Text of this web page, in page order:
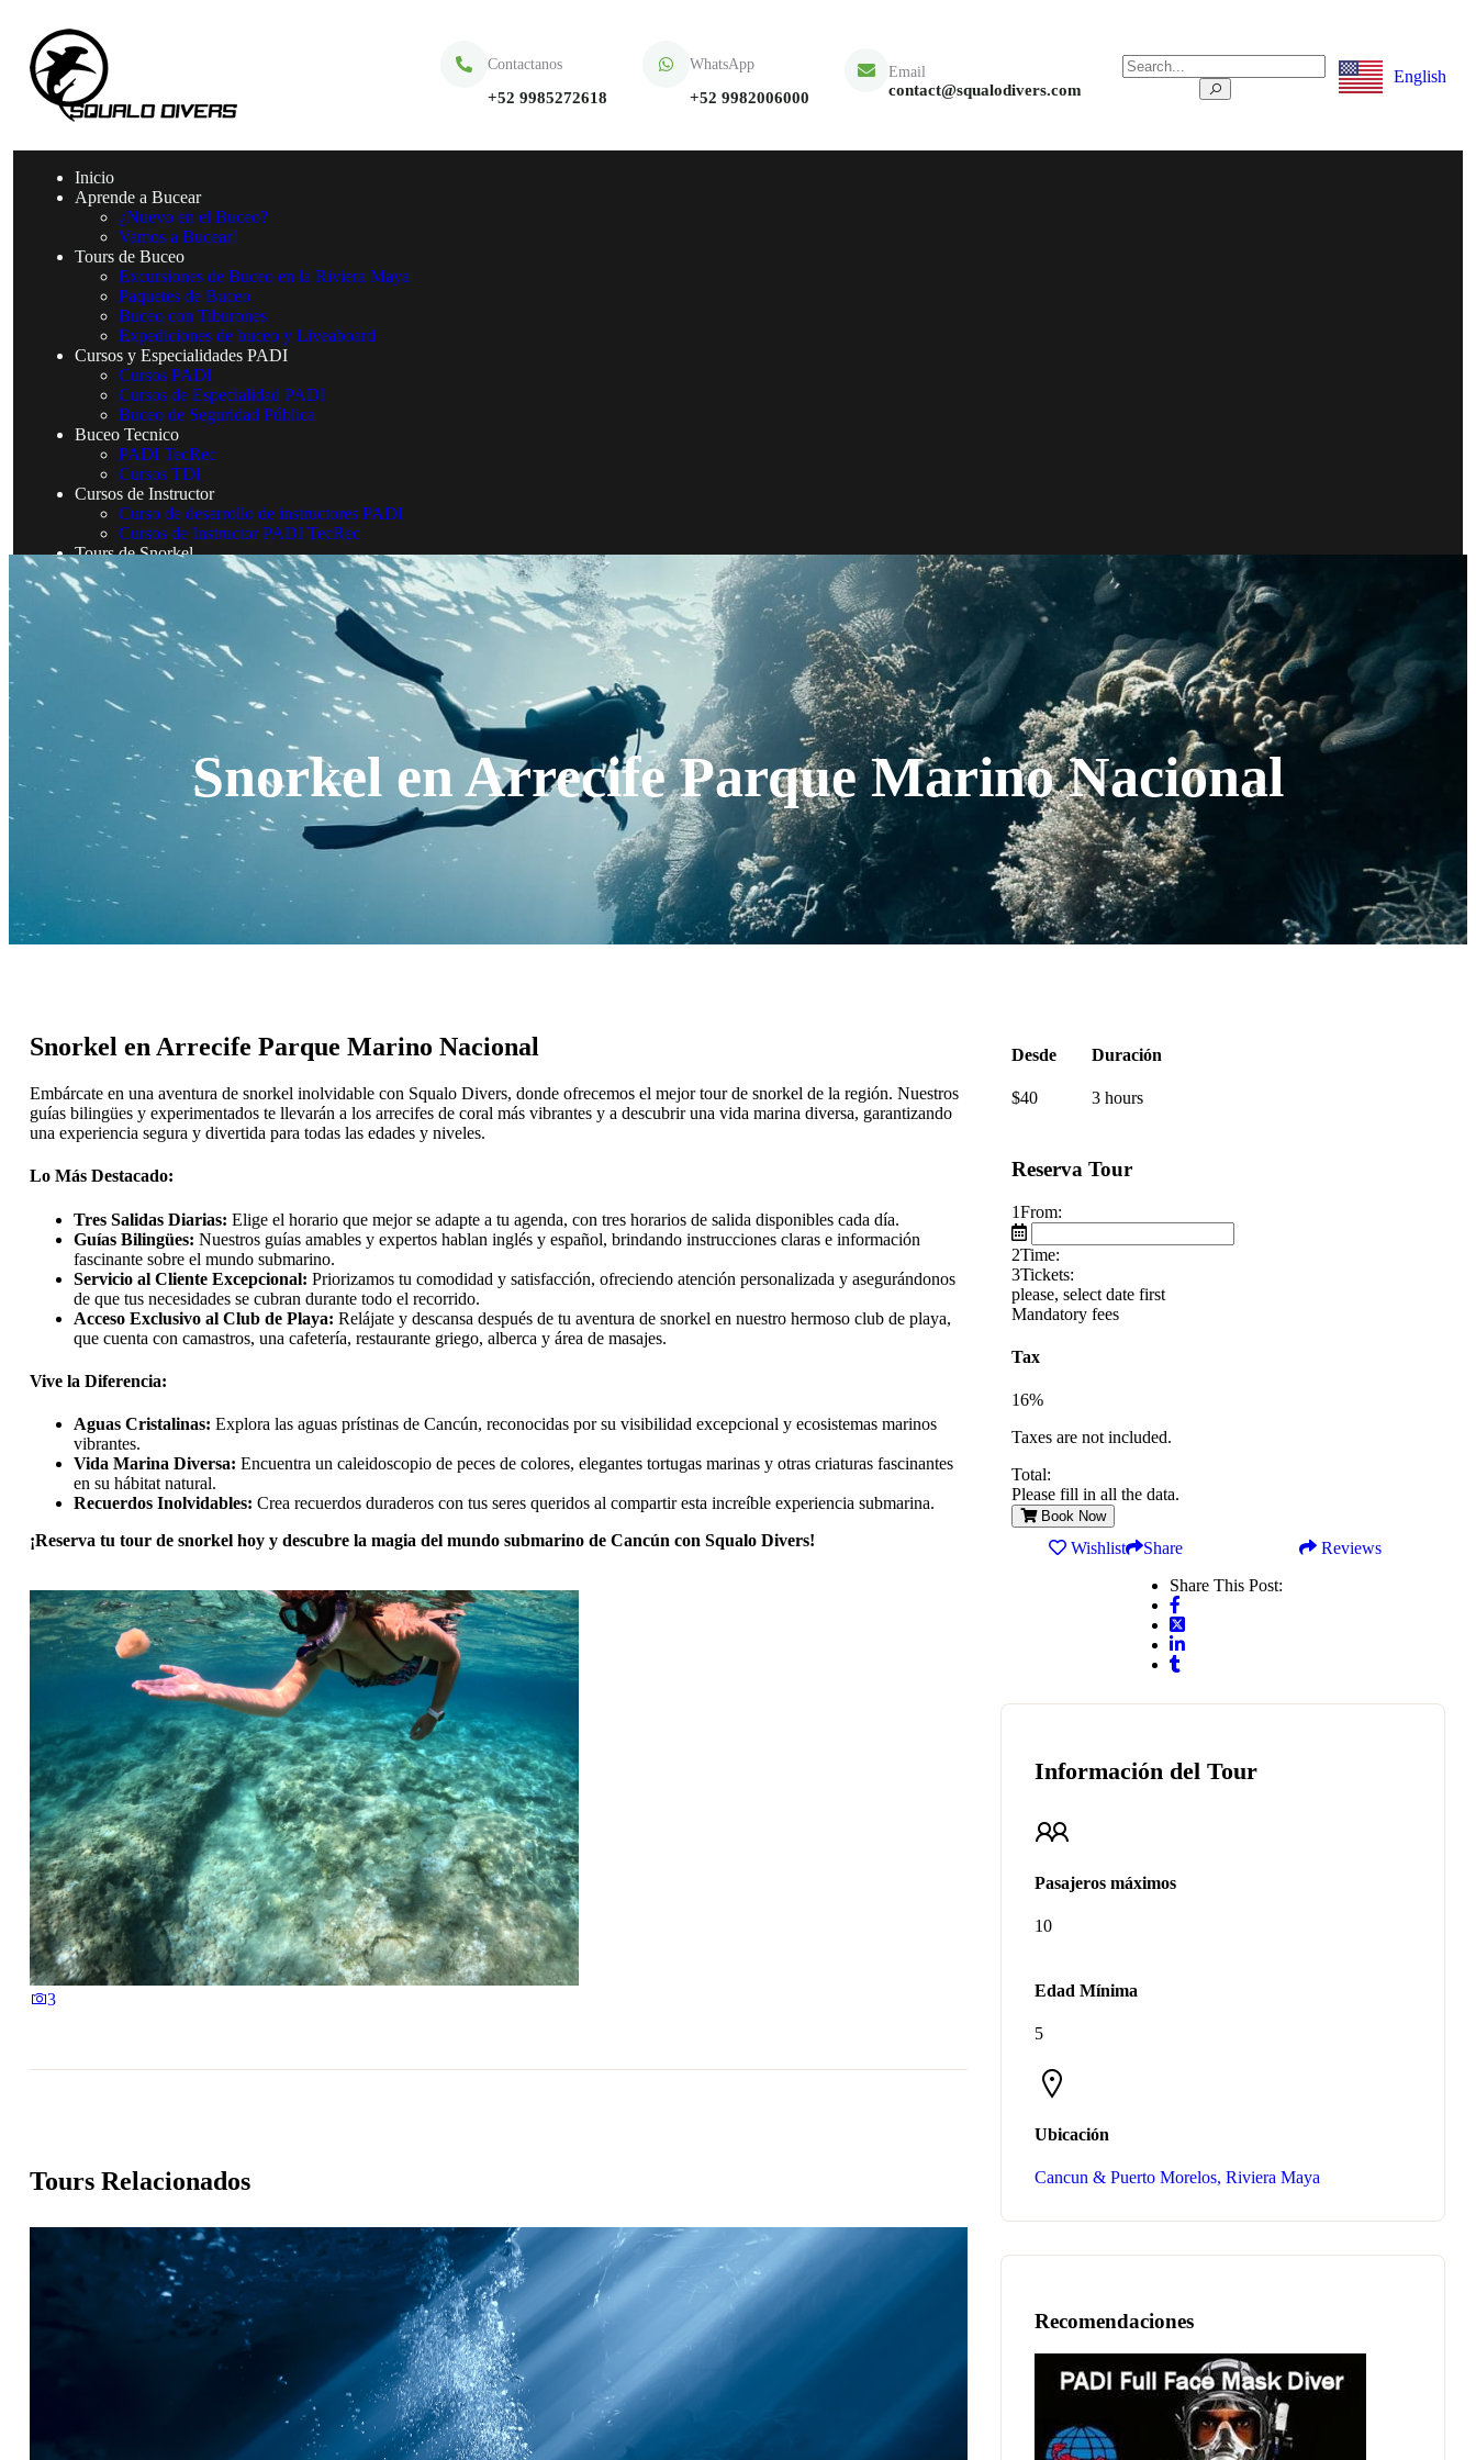
Contactanos
+52 9985272618
WhatsApp
+52 9982006000
Email
contact@squalodivers.com
English
Inicio
Aprende a Bucear
¿Nuevo en el Buceo?
Vamos a Bucear!
Tours de Buceo
Excursiones de Buceo en la Riviera Maya
Paquetes de Buceo
Buceo con Tiburones
Expediciones de buceo y Liveaboard
Cursos y Especialidades PADI
Cursos PADI
Cursos de Especialidad PADI
Buceo de Seguridad Pública
Buceo Tecnico
PADI TecRec
Cursos TDI
Cursos de Instructor
Curso de desarrollo de instructores PADI
Cursos de Instructor PADI TecRec
Tours de Snorkel
Blog
Snorkel en Arrecife Parque Marino Nacional
Snorkel en Arrecife Parque Marino Nacional
Embárcate en una aventura de snorkel inolvidable con Squalo Divers, donde ofrecemos el mejor tour de snorkel de la región. Nuestros
guías bilingües y experimentados te llevarán a los arrecifes de coral más vibrantes y a descubrir una vida marina diversa, garantizando
una experiencia segura y divertida para todas las edades y niveles.
Lo Más Destacado:
Tres Salidas Diarias: Elige el horario que mejor se adapte a tu agenda, con tres horarios de salida disponibles cada día.
Guías Bilingües: Nuestros guías amables y expertos hablan inglés y español, brindando instrucciones claras e información
fascinante sobre el mundo submarino.
Servicio al Cliente Excepcional: Priorizamos tu comodidad y satisfacción, ofreciendo atención personalizada y asegurándonos
de que tus necesidades se cubran durante todo el recorrido.
Acceso Exclusivo al Club de Playa: Relájate y descansa después de tu aventura de snorkel en nuestro hermoso club de playa,
que cuenta con camastros, una cafetería, restaurante griego, alberca y área de masajes.
Vive la Diferencia:
Aguas Cristalinas: Explora las aguas prístinas de Cancún, reconocidas por su visibilidad excepcional y ecosistemas marinos
vibrantes.
Vida Marina Diversa: Encuentra un caleidoscopio de peces de colores, elegantes tortugas marinas y otras criaturas fascinantes
en su hábitat natural.
Recuerdos Inolvidables: Crea recuerdos duraderos con tus seres queridos al compartir esta increíble experiencia submarina.
¡Reserva tu tour de snorkel hoy y descubre la magia del mundo submarino de Cancún con Squalo Divers!
3
Tours Relacionados
Desde
$40
Duración
3 hours
Reserva Tour
1From:
2Time:
3Tickets:
please, select date first
Mandatory fees
Tax
16%
Taxes are not included.
Total:
Please fill in all the data.
Book Now
Wishlist
Share
Share This Post:
Reviews
Información del Tour
Pasajeros máximos
10
Edad Mínima
5
Ubicación
Cancun & Puerto Morelos, Riviera Maya
Recomendaciones